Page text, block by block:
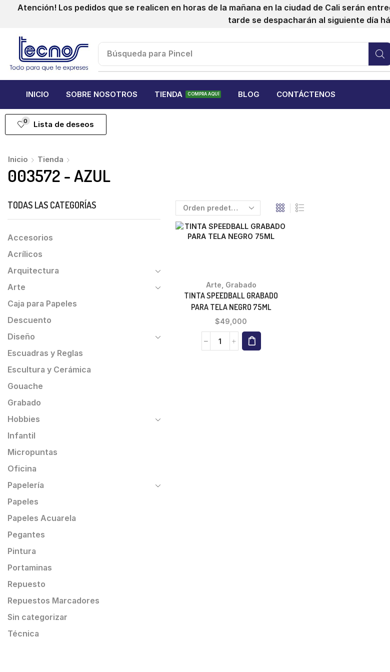
Atención! Los pedidos que se realicen en horas de la mañana en la ciudad de Cali serán
tarde se despacharán al siguiente día
Búsqueda para Pincel
INICIO SOBRE NOSOTROS TIENDA COMPRA AQUÍ BLOG CONTÁCTENOS
0 Lista de deseos
Inicio Tienda
003572 - AZUL
Arte, Grabado
TINTA SPEEDBALL GRABADO
PARA TELA NEGRO 75ML
$49,000
TODAS LAS CATEGORÍAS
Accesorios
Acrílicos
Arquitectura
Arte
Caja para Papeles
Descuento
Diseño
Escuadras y Reglas
Escultura y Cerámica
Gouache
Grabado
Hobbies
Infantil
Micropuntas
Oficina
Papelería
Papeles
Papeles Acuarela
Pegantes
Pintura
Portaminas
Repuesto
Repuestos Marcadores
Sin categorizar
Técnica